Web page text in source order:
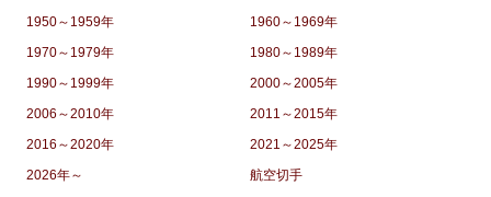
1950～1959年
1960～1969年
1970～1979年
1980～1989年
1990～1999年
2000～2005年
2006～2010年
2011～2015年
2016～2020年
2021～2025年
2026年～
航空切手